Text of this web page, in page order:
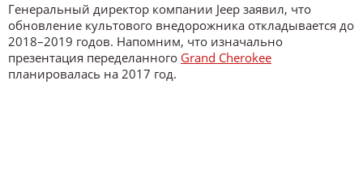
Генеральный директор компании Jeep заявил, что
обновление культового внедорожника откладывается до
2018–2019 годов. Напомним, что изначально
презентация переделанного Grand Cherokee
планировалась на 2017 год.